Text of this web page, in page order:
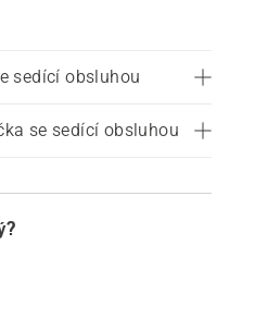
sedící obsluhou
se sedící obsluhou